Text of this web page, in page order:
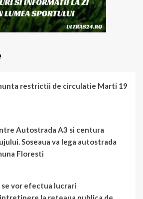
restrictii de circulatie Marti 19
Autostrada A3 si centura
Soseaua va lega autostrada
Floresti
vor efectua lucrari